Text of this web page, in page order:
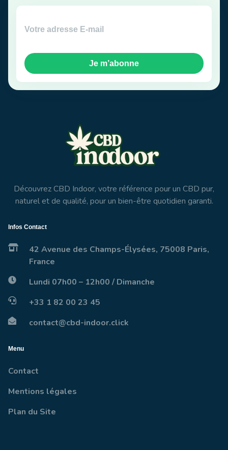
Je m’abonne
Découvrez CBD Indoor, votre référence pour un CBD pur,
naturel et de qualité, pour un bien-être quotidien garanti.
Infos Contact
42 Avenue des Champs-Élysées, 75008 Paris,
France
Lundi 07h00 – 12h00 / Dimanche
+33 1 82 00 23 45
contact@cbd-indoor.click
Menu
Contact
Mentions légales
Plan du Site